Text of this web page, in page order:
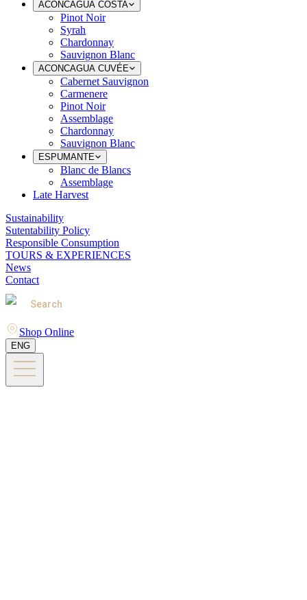
ACONCAGUA COSTA
Pinot Noir
Syrah
Chardonnay
Sauvignon Blanc
ACONCAGUA CUVÉE
Cabernet Sauvignon
Carmenere
Pinot Noir
Assemblage
Chardonnay
Sauvignon Blanc
ESPUMANTE
Blanc de Blancs
Assemblage
Late Harvest
Sustainability
Sutentability Policy
Responsible Consumption
TOURS & EXPERIENCES
News
Contact
Search
Shop Online
ENG